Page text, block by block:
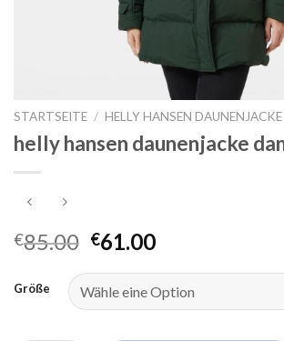
STARTSEITE / HELLY HANSEN
helly hansen daunenjacke
€85.00 €61.00
Größe